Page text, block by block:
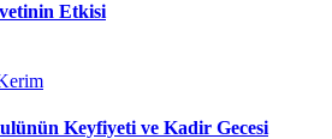
Etkisi
Keyfiyeti ve Kadir Gecesi